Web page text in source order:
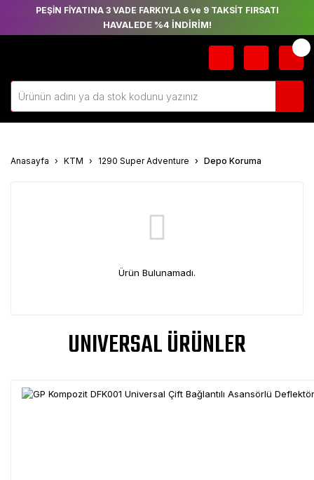
PEŞİN FİYATINA 3 VADE FARKIYLA 6 ve 9 TAKSİT FIRSATI
HAVALEDE %4 İNDİRİM!
Anasayfa KTM 1290 Super Adventure Depo Koruma
Ürün Bulunamadı.
UNIVERSAL ÜRÜNLER